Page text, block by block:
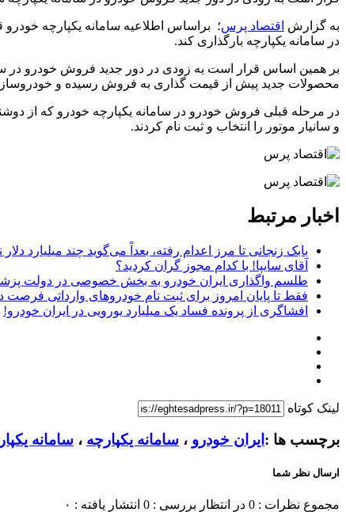
به گزارش اقتصاد پرس؛ براساس اطلاعیه سامانه یکپارچه
در سامانه یکپارچه بارگذاری کند.
بر همین اساس قرار است به زودی در دور جدید فروش خودرو در
محصولات جدید پیش از قیمت گذاری به فروش رسیده و خودروساز
و سانیار موتور را انتخاب و ثبت نام کردند.
اخبار مرتبط
بابک زنجانی تا مرز اعدام رفته، بعداً می‌گوید چند میلیارد دلار
آقای سایپا! با کدام مجوز گران کردید؟
طلسم واگذاری ایران خودرو به بخش خصوصی در دولت
فقط تا پایان امروز برای ثبت نام خودروهای وارداتی فرصت
افشاگری از پرونده فساد یک میلیارد یورویی در ایران خودرو!
لینک کوتاه
برچسب ها : ایران خودرو ، سامانه یکپارچه ، سامانه
ارسال نظر شما
مجموع نظرات : 0 در انتظار بررسی : 0 انتشار یافته : ۰